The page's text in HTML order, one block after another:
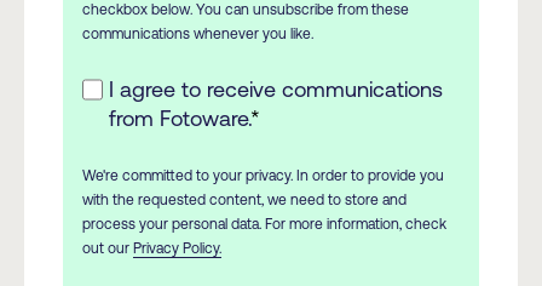
checkbox below. You can unsubscribe from these
communications whenever you like.
I agree to receive communications
from Fotoware.*
We're committed to your privacy. In order to provide you
with the requested content, we need to store and
process your personal data. For more information, check
out our Privacy Policy.